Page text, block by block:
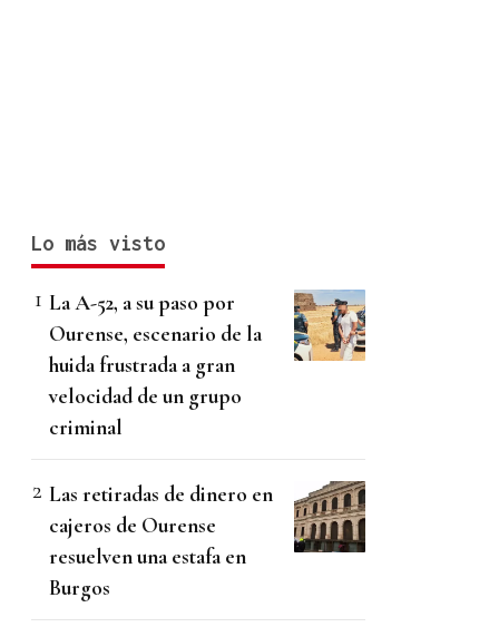
Lo más visto
La A-52, a su paso por
Ourense, escenario de la
huida frustrada a gran
velocidad de un grupo
criminal
Las retiradas de dinero en
cajeros de Ourense
resuelven una estafa en
Burgos